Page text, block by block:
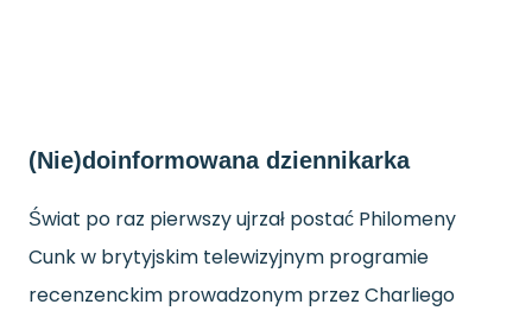
(Nie)doinformowana dziennikarka
Świat po raz pierwszy ujrzał postać Philomeny
Cunk w brytyjskim telewizyjnym programie
recenzenckim prowadzonym przez Charliego